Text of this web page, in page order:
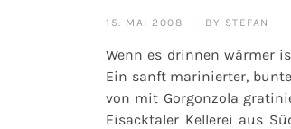
15. MAI 2008 BY STEFAN
Wenn es drinnen wärmer
Ein sanft marinierter,
von mit Gorgonzola
Eisacktaler Kellerei aus